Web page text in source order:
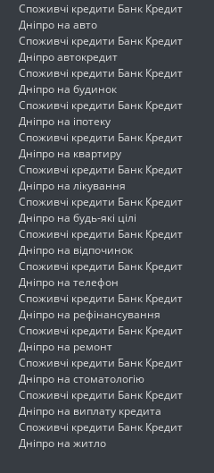
Споживчі кредити Банк Кредит
Дніпро на авто
Споживчі кредити Банк Кредит
Дніпро автокредит
Споживчі кредити Банк Кредит
Дніпро на будинок
Споживчі кредити Банк Кредит
Дніпро на іпотеку
Споживчі кредити Банк Кредит
Дніпро на квартиру
Споживчі кредити Банк Кредит
Дніпро на лікування
Споживчі кредити Банк Кредит
Дніпро на будь-які цілі
Споживчі кредити Банк Кредит
Дніпро на відпочинок
Споживчі кредити Банк Кредит
Дніпро на телефон
Споживчі кредити Банк Кредит
Дніпро на рефінансування
Споживчі кредити Банк Кредит
Дніпро на ремонт
Споживчі кредити Банк Кредит
Дніпро на стоматологію
Споживчі кредити Банк Кредит
Дніпро на виплату кредита
Споживчі кредити Банк Кредит
Дніпро на житло